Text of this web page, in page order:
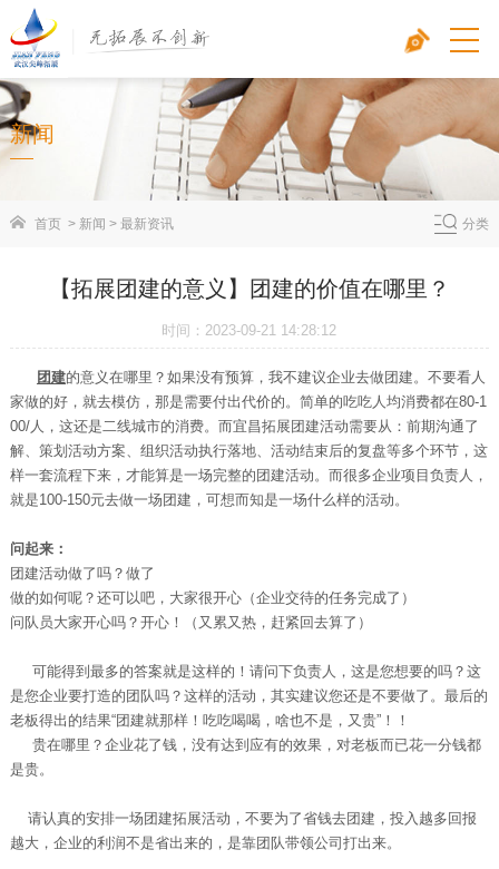
新闻
首页> 新闻 > 最新资讯 分类
【拓展团建的意义】团建的价值在哪里？
时间：2023-09-21 14:28:12
团建的意义在哪里？如果没有预算，我不建议企业去做团建。不要看人
家做的好，就去模仿，那是需要付出代价的。简单的吃吃人均消费都在80-1
00/人，这还是二线城市的消费。而宜昌拓展团建活动需要从：前期沟通了
解、策划活动方案、组织活动执行落地、活动结束后的复盘等多个环节，这
样一套流程下来，才能算是一场完整的团建活动。而很多企业项目负责人，
就是100-150元去做一场团建，可想而知是一场什么样的活动。
问起来：
团建活动做了吗？做了
做的如何呢？还可以吧，大家很开心（企业交待的任务完成了）
问队员大家开心吗？开心！（又累又热，赶紧回去算了）
可能得到最多的答案就是这样的！请问下负责人，这是您想要的吗？这
是您企业要打造的团队吗？这样的活动，其实建议您还是不要做了。最后的
老板得出的结果“团建就那样！吃吃喝喝，啥也不是，又贵”！！
贵在哪里？企业花了钱，没有达到应有的效果，对老板而已花一分钱都
是贵。
请认真的安排一场团建拓展活动，不要为了省钱去团建，投入越多回报
越大，企业的利润不是省出来的，是靠团队带领公司打出来。